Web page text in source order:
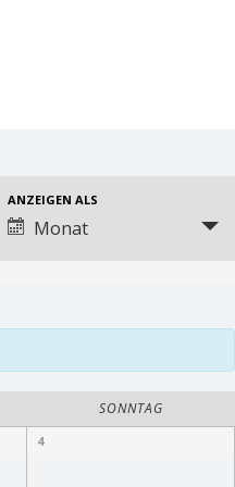
Veranstaltung
Ansichtennavigation
ANZEIGEN ALS
Monat
SONNTAG
4